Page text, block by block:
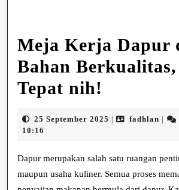
Meja Kerja Dapur
Bahan
Tepat nih!
Dapur
dari
Bahan
25 September 2025 25
fadhlan
10:16
Dapur merupakan salah satu ruangan
maupun usaha kuliner. Semua proses